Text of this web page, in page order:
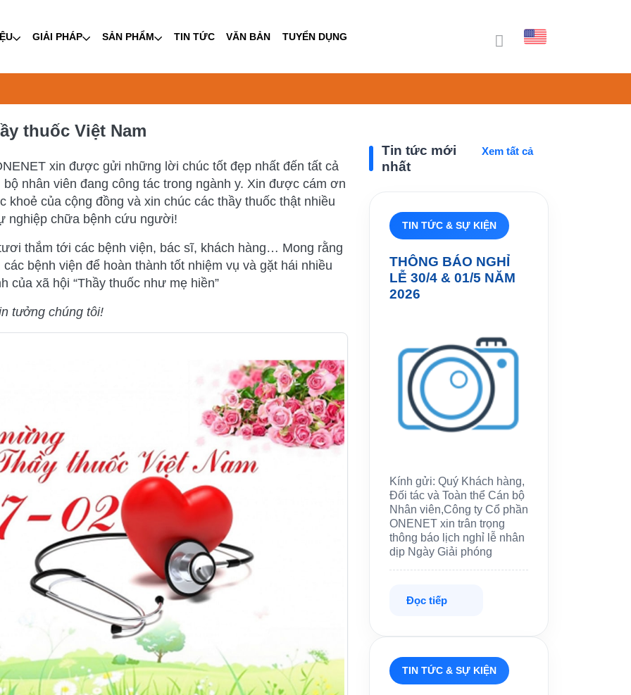
GIẢI PHÁP SẢN PHẨM TIN TỨC VĂN BẢN TUYỂN DỤNG
thuốc Việt Nam
xin được gửi những lời chúc tốt đẹp nhất đến tất cả
nhân viên đang công tác trong ngành y. Xin được cám ơn
của cộng đồng và xin chúc các thầy thuốc thật nhiều
nghiệp chữa bệnh cứu người!
thắm tới các bệnh viện, bác sĩ, khách hàng… Mong rằng
bệnh viện để hoàn thành tốt nhiệm vụ và gặt hái nhiều
của xã hội “Thầy thuốc như mẹ hiền”
tưởng chúng tôi!
Tin tức mới
nhất
Xem tất cả
TIN TỨC & SỰ KIỆN
THÔNG BÁO NGHỈ
LỄ 30/4 & 01/5 NĂM
2026
Kính gửi: Quý Khách hàng,
Đối tác và Toàn thể Cán bộ
Nhân viên,Công ty Cổ phần
ONENET xin trân trọng
thông báo lịch nghỉ lễ nhân
dịp Ngày Giải phóng
Đọc tiếp
TIN TỨC & SỰ KIỆN